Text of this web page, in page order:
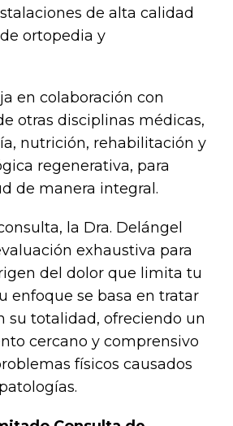
de alta calidad
ortopedia y
en colaboración con
otras disciplinas médicas,
nutrición, rehabilitación y
regenerativa, para
de manera integral.
la Dra. Delángel
exhaustiva para
del dolor que limita tu
enfoque se basa en tratar
su totalidad, ofreciendo un
cercano y comprensivo
físicos causados